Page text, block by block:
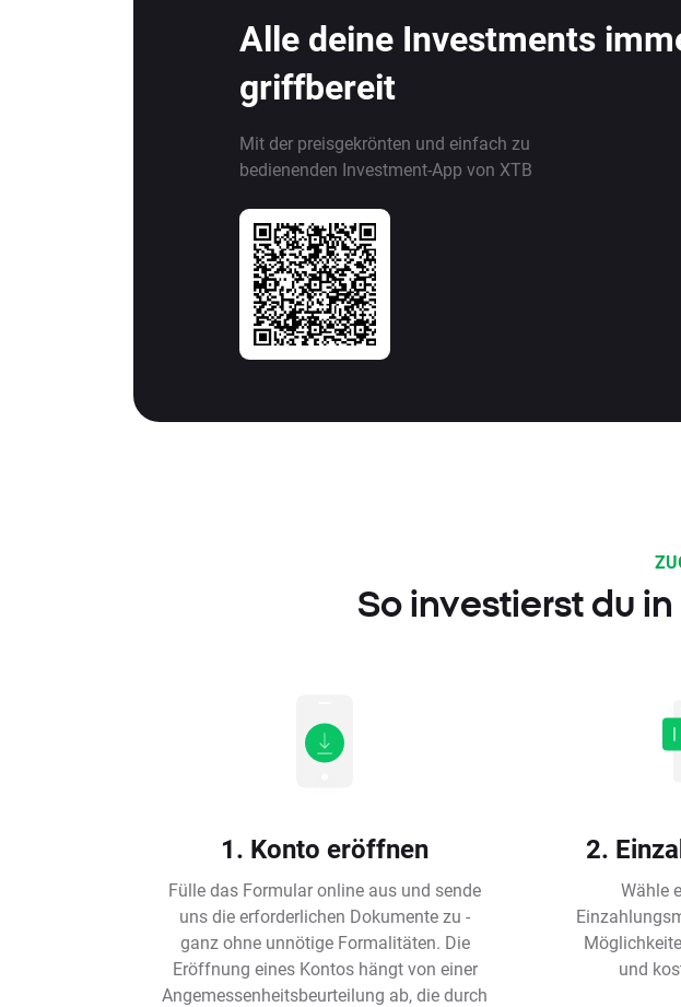
Alle deine Investments
griffbereit
Mit der preisgekrönten und einfach zu
bedienenden Investment-App von XTB
So investierst du
1. Konto eröffnen
Fülle das Formular online aus und sende
uns die erforderlichen Dokumente zu -
ganz ohne unnötige Formalitäten. Die
Eröffnung eines Kontos hängt von einer
Angemessenheitsbeurteilung ab, die durch
2.
Wähle
und